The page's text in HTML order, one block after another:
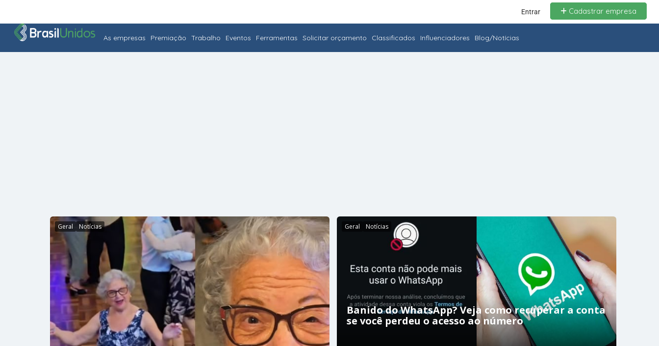
Entrar Cadastrar empresa
As empresas Premiação Trabalho Eventos Ferramentas Solicitar orçamento Classificados Influenciadores Blog/Notícias
Geral Notícias Geral Notícias
Banido do WhatsApp? Veja como recuperar a conta
se você perdeu o acesso ao número